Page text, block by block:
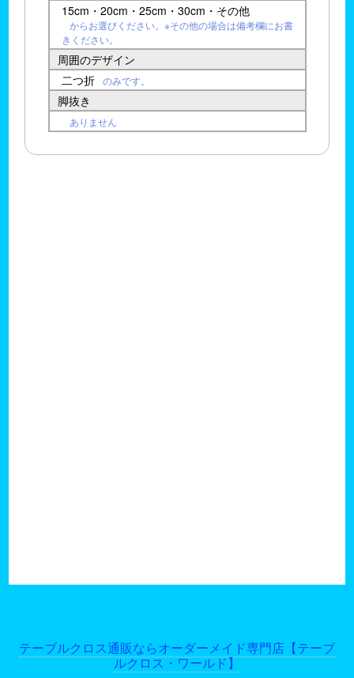
15cm・20cm・25cm・30cm・その他
からお選びください。※その他の場合は備考欄にお書
きください。
周囲のデザイン
二つ折
のみです。
脚抜き
ありません
テーブルクロス通販ならオーダーメイド専門店【テーブ
ルクロス・ワールド】